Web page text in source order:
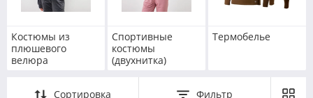
Костюмы из
плюшевого
велюра
Спортивные
костюмы
(двухнитка)
Термобелье
Сортировка Фильтр